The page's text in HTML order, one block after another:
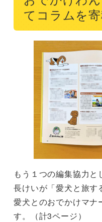
てコラムを
もう１つの編集協力
長けいが「愛犬と旅す
愛犬とのおでかけマナ
す。（計3ページ）